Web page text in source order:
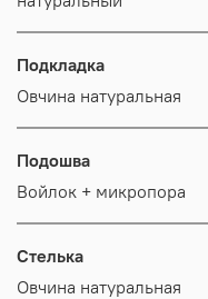
Подкладка
Овчина натуральная
Подошва
Войлок + микропора
Стелька
Овчина натуральная